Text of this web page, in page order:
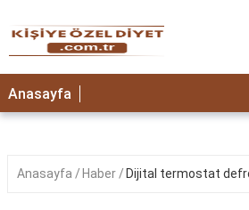
ANASAYFA
Anasayfa
Anasayfa Haber Dijital termostat